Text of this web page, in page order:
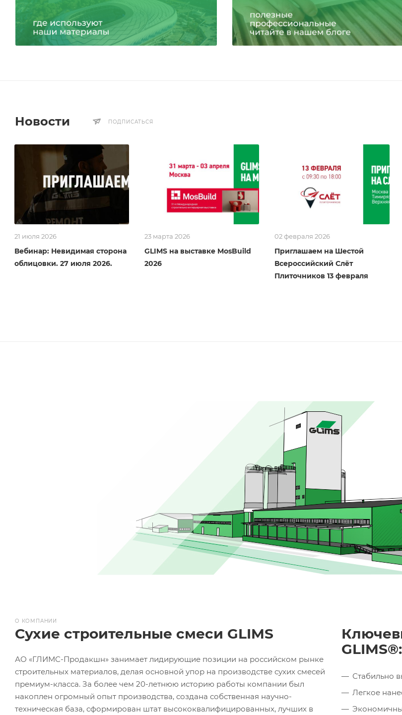
Новости ПОДПИСАТЬСЯ
21 июля 2026
Вебинар: Невидимая сторона
облицовки. 27 июля 2026.
23 марта 2026
GLIMS на выставке MosBuild
2026
02 февраля 2026
Приглашаем на Шестой
Всероссийский Слёт
Плиточников 13 февраля
О КОМПАНИИ
Сухие строительные смеси GLIMS
АО «ГЛИМС-Продакшн» занимает лидирующие позиции на российском рынке
строительных материалов, делая основной упор на производстве сухих смесей
премиум-класса. За более чем 20-летнюю историю работы компании был
накоплен огромный опыт производства, создана собственная научно-
техническая база, сформирован штат высококвалифицированных, лучших в
GLIMS®:
Стабильно
Легкое